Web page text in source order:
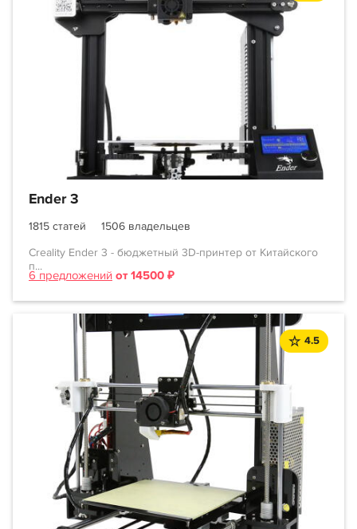
Ender 3
1815 статей
1506 владельцев
Creality Ender 3 - бюджетный 3D-принтер от Китайского
п...
6 предложений от 14500 ₽
4.5